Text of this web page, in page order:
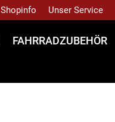
Shopinfo Unser Service
FAHRRADZUBEHÖR